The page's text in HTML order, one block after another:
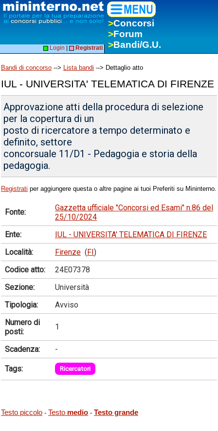
>Concorsi
>Forum
>Bandi/G.U.
Login Registrati
Bandi di concorso --> Lista bandi --> Dettaglio atto
IUL - UNIVERSITA' TELEMATICA DI FIRENZE
Approvazione atti della procedura di selezione
per la copertura di un
posto di ricercatore a tempo determinato e
definito, settore
concorsuale 11/D1 - Pedagogia e storia della
pedagogia.
Registrati per aggiungere questa o altre pagine ai tuoi Preferiti su Mininterno.
Fonte:
Gazzetta ufficiale "Concorsi ed Esami" n.86 del
25/10/2024
Ente:
IUL - UNIVERSITA' TELEMATICA DI FIRENZE
Località:
Firenze (FI)
Codice atto:
24E07378
Sezione:
Università
Tipologia:
Avviso
Numero di
posti:
1
Scadenza: -
Tags: Ricercatori
Testo piccolo - Testo medio - Testo grande